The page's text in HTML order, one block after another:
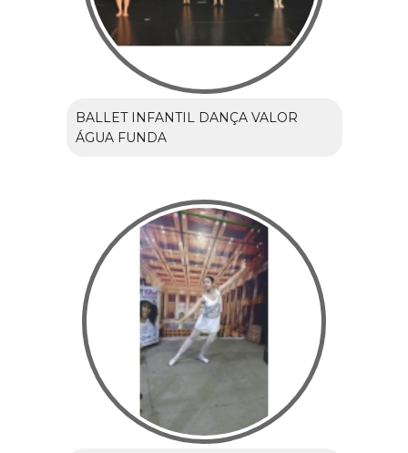
BALLET INFANTIL DANÇA VALOR
ÁGUA FUNDA